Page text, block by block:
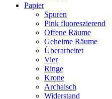
Papier
Spuren
Pink fluoreszierend
Offene Räume
Geheime Räume
Überarbeitet
Vier
Ringe
Krone
Archaisch
Widerstand